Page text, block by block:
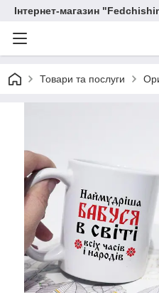
Інтернет-магазин
Товари та послуги